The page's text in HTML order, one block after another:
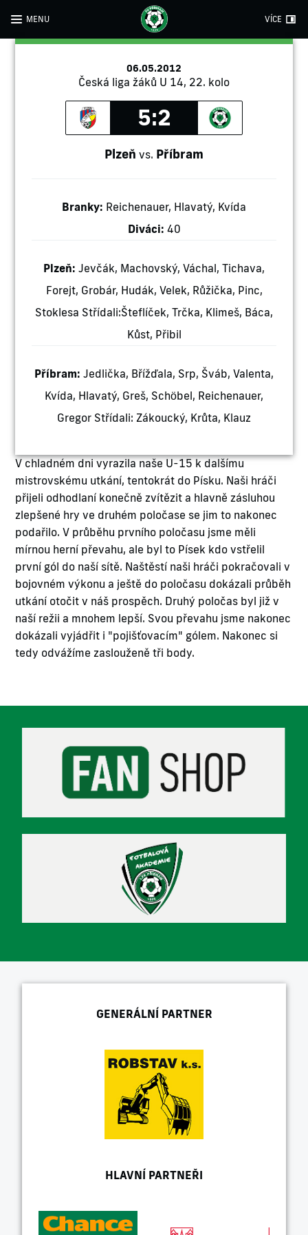
MENU VÍCE
06.05.2012
Česká liga žáků U 14, 22. kolo
5:2
Plzeň vs. Příbram
Branky: Reichenauer, Hlavatý, Kvída
Diváci: 40
Plzeň: Jevčák, Machovský, Váchal, Tichava,
Forejt, Grobár, Hudák, Velek, Růžička, Pinc,
Stoklesa Střídali:Šteflíček, Trčka, Klimeš, Báca,
Kůst, Přibil
Příbram: Jedlička, Břížďala, Srp, Šváb, Valenta,
Kvída, Hlavatý, Greš, Schöbel, Reichenauer,
Gregor Střídali: Zákoucký, Krůta, Klauz
V chladném dni vyrazila naše U-15 k dalšímu
mistrovskému utkání, tentokrát do Písku. Naši hráči
přijeli odhodlaní konečně zvítězit a hlavně zásluhou
zlepšené hry ve druhém poločase se jim to nakonec
podařilo. V průběhu prvního poločasu jsme měli
mírnou herní převahu, ale byl to Písek kdo vstřelil
první gól do naší sítě. Naštěstí naši hráči pokračovali v
bojovném výkonu a ještě do poločasu dokázali průběh
utkání otočit v náš prospěch. Druhý poločas byl již v
naší režii a mnohem lepší. Svou převahu jsme nakonec
dokázali vyjádřit i "pojišťovacím" gólem. Nakonec si
tedy odvážíme zaslouženě tři body.
GENERÁLNÍ PARTNER
HLAVNÍ PARTNEŘI